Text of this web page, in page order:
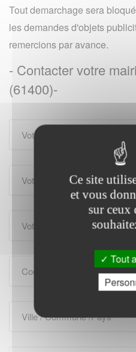
Tout demarchage sera
les demandes d'objets
remercions par avance.
- Contacter votre
(61400)-
Ce site
et vous
sur ceux
Tout